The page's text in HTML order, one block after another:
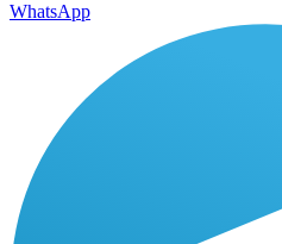
WhatsApp